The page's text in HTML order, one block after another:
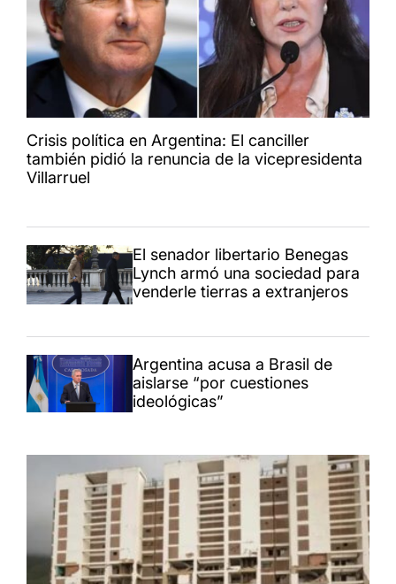
Crisis política en Argentina: El canciller
también pidió la renuncia de la vicepresidenta
Villarruel
El senador libertario Benegas
Lynch armó una sociedad para
venderle tierras a extranjeros
Argentina acusa a Brasil de
aislarse “por cuestiones
ideológicas”